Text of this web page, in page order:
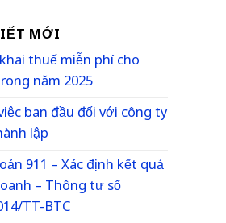
MỚI
thuế miễn phí cho
năm 2025
ban đầu đối với công ty
lập
911 – Xác định kết quả
– Thông tư số
TT-BTC